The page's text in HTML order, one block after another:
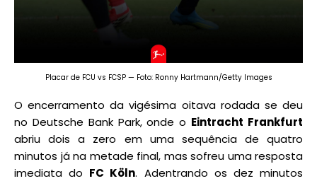
Placar de FCU vs FCSP — Foto: Ronny Hartmann/Getty Images
O encerramento da vigésima oitava rodada se deu
no Deutsche Bank Park, onde o Eintracht Frankfurt
abriu dois a zero em uma sequência de quatro
minutos já na metade final, mas sofreu uma resposta
imediata do FC Köln. Adentrando os dez minutos